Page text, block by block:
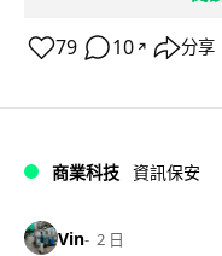
79 10 ↗ 分享
商業科技 資訊保安
Vin 2 日